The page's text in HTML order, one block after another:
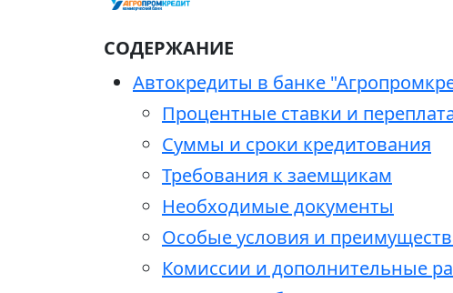
СОДЕРЖАНИЕ
Автокредиты в банке
Процентные ставки и
Суммы и сроки кредитования
Требования к заемщикам
Необходимые документы
Особые условия и
Комиссии и дополнительные